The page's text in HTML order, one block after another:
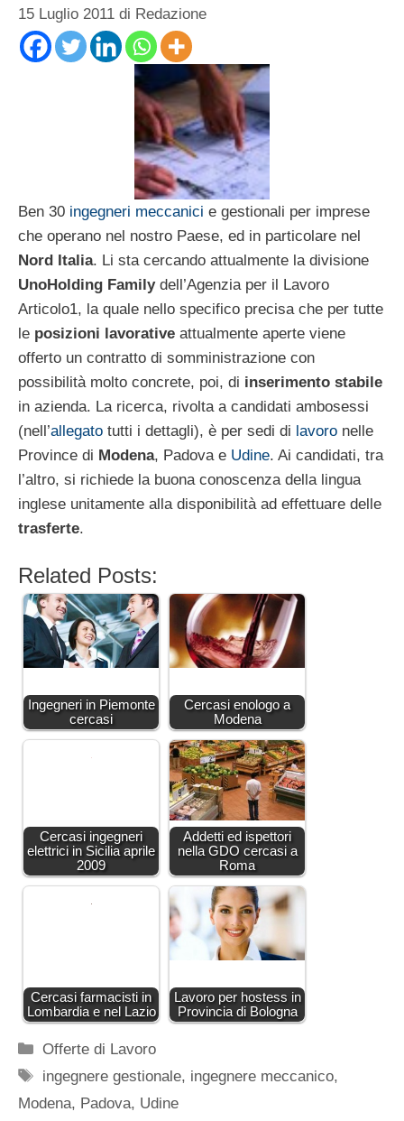
15 Luglio 2011 di Redazione
Ben 30 ingegneri meccanici e gestionali per imprese
che operano nel nostro Paese, ed in particolare nel
Nord Italia. Li sta cercando attualmente la divisione
UnoHolding Family dell’Agenzia per il Lavoro
Articolo1, la quale nello specifico precisa che per tutte
le posizioni lavorative attualmente aperte viene
offerto un contratto di somministrazione con
possibilità molto concrete, poi, di inserimento stabile
in azienda. La ricerca, rivolta a candidati ambosessi
(nell’allegato tutti i dettagli), è per sedi di lavoro nelle
Province di Modena, Padova e Udine. Ai candidati, tra
l’altro, si richiede la buona conoscenza della lingua
inglese unitamente alla disponibilità ad effettuare delle
trasferte.
Related Posts:
Ingegneri in Piemonte
cercasi
Cercasi enologo a
Modena
Cercasi ingegneri
elettrici in Sicilia aprile
2009
Addetti ed ispettori
nella GDO cercasi a
Roma
Cercasi farmacisti in
Lombardia e nel Lazio
Lavoro per hostess in
Provincia di Bologna
Categorie
Offerte di Lavoro
Tag
ingegnere gestionale, ingegnere meccanico,
Modena, Padova, Udine